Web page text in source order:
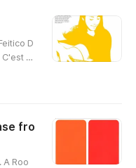
D
Si
On
Ver
fro
A Roo